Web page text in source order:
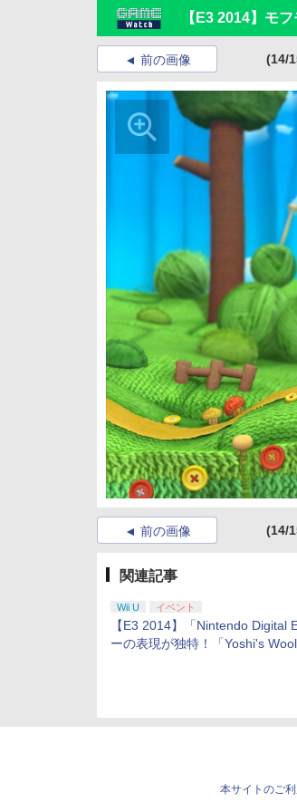
【E3 2014】モ
前の画像 (14/
前の画像 (14/
関連記事
Wii U イベント
【E3 2014】「Nintendo Digital
ーの表現が独特！「Yoshi's
本サイトのご